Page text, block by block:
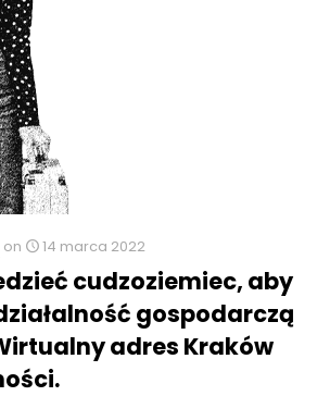
on 14 marca 2022
cudzoziemiec, aby
gospodarczą
adres Kraków